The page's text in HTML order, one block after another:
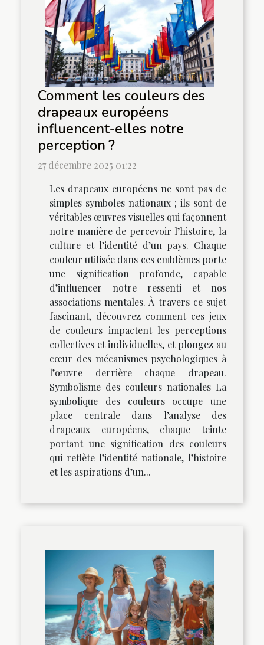
Comment les couleurs des
drapeaux européens
influencent-elles notre
perception ?
27 décembre 2025 01:22
Les drapeaux européens ne sont pas de
simples symboles nationaux ; ils sont de
véritables œuvres visuelles qui façonnent
notre manière de percevoir l’histoire, la
culture et l’identité d’un pays. Chaque
couleur utilisée dans ces emblèmes porte
une signification profonde, capable
d’influencer notre ressenti et nos
associations mentales. À travers ce sujet
fascinant, découvrez comment ces jeux
de couleurs impactent les perceptions
collectives et individuelles, et plongez au
cœur des mécanismes psychologiques à
l’œuvre derrière chaque drapeau.
Symbolisme des couleurs nationales La
symbolique des couleurs occupe une
place centrale dans l’analyse des
drapeaux européens, chaque teinte
portant une signification des couleurs
qui reflète l’identité nationale, l’histoire
et les aspirations d’un...